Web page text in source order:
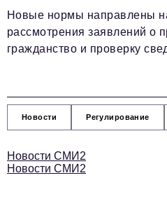
Новые нормы направлены
рассмотрения заявлений о
гражданство и проверку
Новости Регулирование
Новости СМИ2
Новости СМИ2